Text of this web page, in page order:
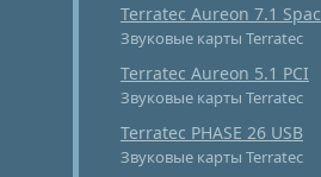
Terratec Aureon 7.1
Звуковые карты Terratec
Terratec Aureon 5.1 PCI
Звуковые карты Terratec
Terratec PHASE 26 USB
Звуковые карты Terratec